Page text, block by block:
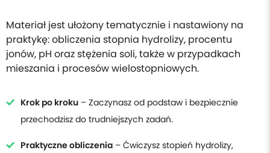
Materiał jest ułożony tematycznie i nastawiony na
praktykę: obliczenia stopnia hydrolizy, procentu
jonów, pH oraz stężenia soli, także w przypadkach
mieszania i procesów wielostopniowych.
Krok po kroku – Zaczynasz od podstaw i bezpiecznie
przechodzisz do trudniejszych zadań.
Praktyczne obliczenia – Ćwiczysz stopień hydrolizy,